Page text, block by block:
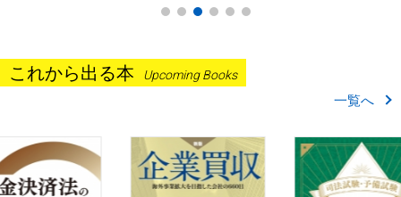
これから出る本 Upcoming Books
一覧へ